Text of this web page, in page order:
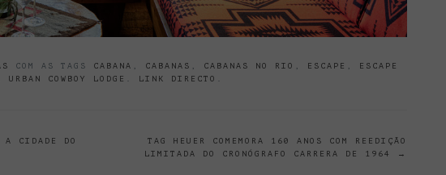
COM AS TAGS CABANA , CABANAS , CABANAS NO RIO , ESCAPE ,
ESCAPE
URBAN COWBOY LODGE . LINK DIRECTO .
CIDADE DO
TAG HEUER COMEMORA 160 ANOS COM REEDIÇÃO
LIMITADA DO CRONÓGRAFO CARRERA DE 1964
→